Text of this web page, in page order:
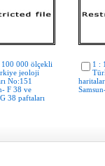
100 000 ölçekli
jeoloji
No:151
F 38 ve
38 paftaları
1 :